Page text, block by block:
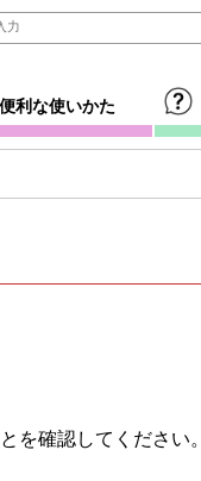
便利な使いかた
を確認してください。